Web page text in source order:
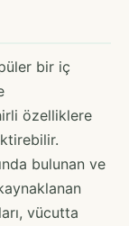
bir iç
özelliklere
bulunan ve
vücutta